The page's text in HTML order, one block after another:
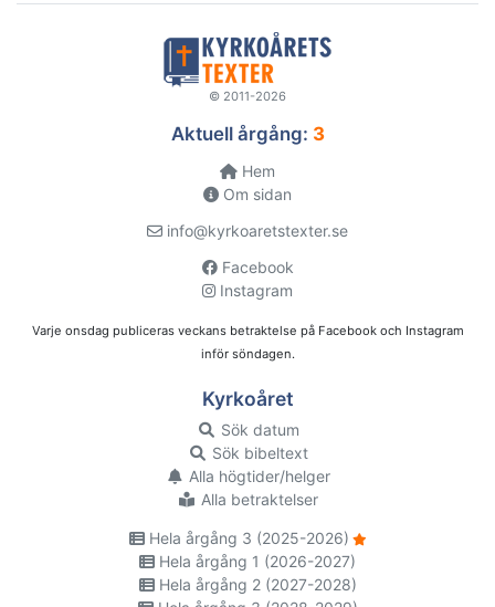
© 2011-2026
Aktuell årgång: 3
Hem
Om sidan
info@kyrkoaretstexter.se
Facebook
Instagram
Varje onsdag publiceras veckans betraktelse på Facebook och Instagram
inför söndagen.
Kyrkoåret
Sök datum
Sök bibeltext
Alla högtider/helger
Alla betraktelser
Hela årgång 3 (2025-2026)
Hela årgång 1 (2026-2027)
Hela årgång 2 (2027-2028)